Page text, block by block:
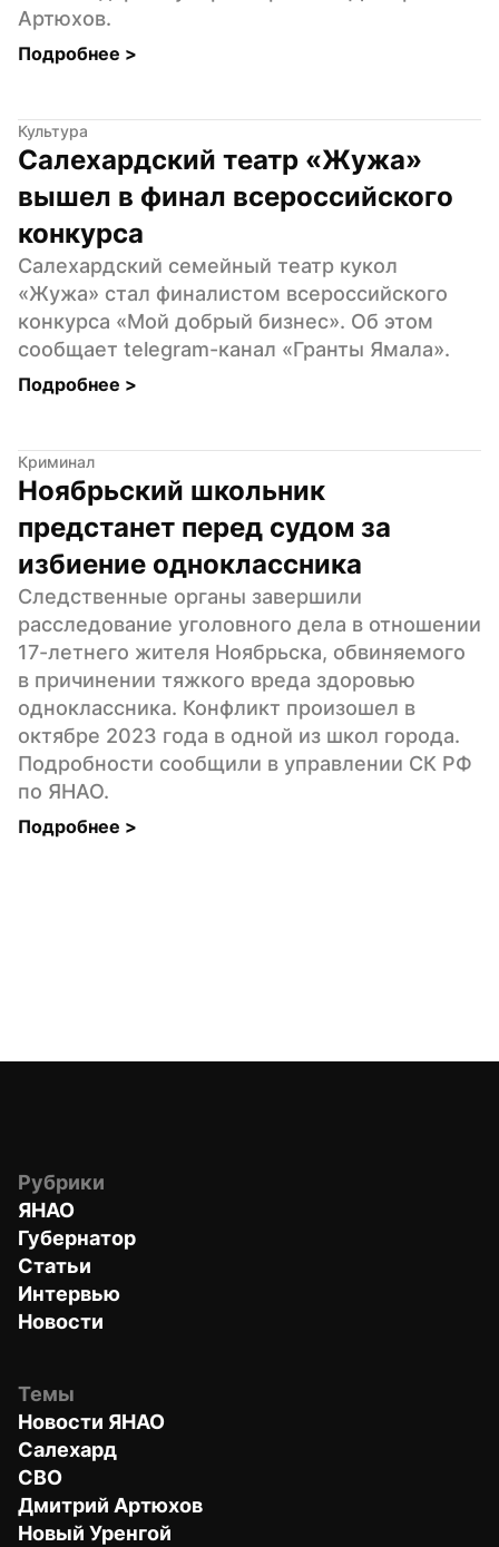
Артюхов.
Подробнее >
Культура
Салехардский театр «Жужа»
вышел в финал всероссийского
конкурса
Салехардский семейный театр кукол
«Жужа» стал финалистом всероссийского
конкурса «Мой добрый бизнес». Об этом
сообщает telegram-канал «Гранты Ямала».
Подробнее >
Криминал
Ноябрьский школьник
предстанет перед судом за
избиение одноклассника
Следственные органы завершили
расследование уголовного дела в отношении
17-летнего жителя Ноябрьска, обвиняемого
в причинении тяжкого вреда здоровью
одноклассника. Конфликт произошел в
октябре 2023 года в одной из школ города.
Подробности сообщили в управлении СК РФ
по ЯНАО.
Подробнее >
Рубрики
ЯНАО
Губернатор
Статьи
Интервью
Новости
Темы
Новости ЯНАО
Салехард
СВО
Дмитрий Артюхов
Новый Уренгой